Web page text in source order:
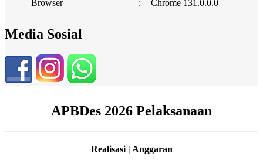
Browser : Chrome 131.0.0.0
Media Sosial
APBDes 2026 Pelaksanaan
Realisasi | Anggaran